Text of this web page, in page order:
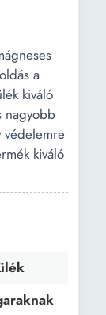
a
kiváló
nagyobb
védelemre
kiváló